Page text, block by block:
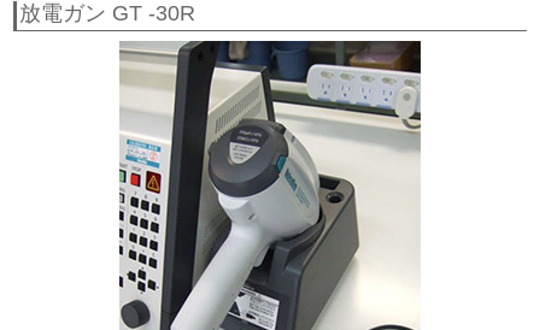
放電ガン GT -30R